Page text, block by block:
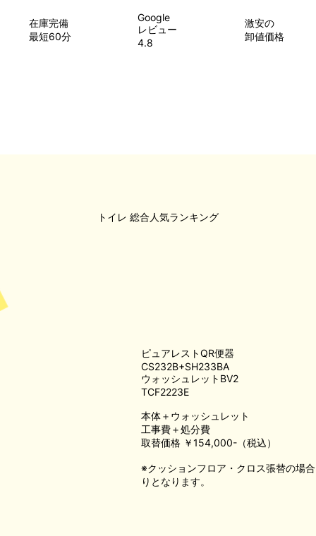
在庫完備
最短60分
Google
レビュー
4.8
​激安の
卸値価格
総合人気ランキング
トイレ
※クッションフロア・クロス張替の場
りとなります。
ピュアレストQR便器
CS232B+SH233BA
ウォッシュレットBV2
TCF2223E
本体＋ウォッシュレット
工事費＋処分費
取替価格 ￥154,000-（税込）